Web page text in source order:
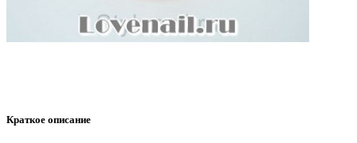
Краткое описание